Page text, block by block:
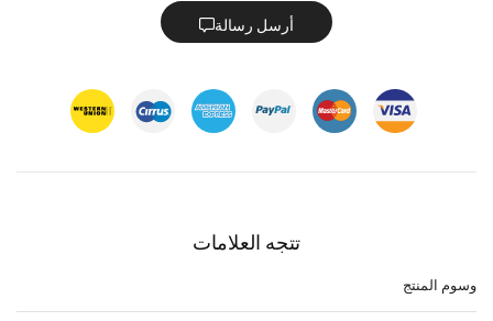
أرسل رسالة
تتجه العلامات
وسوم المنتج